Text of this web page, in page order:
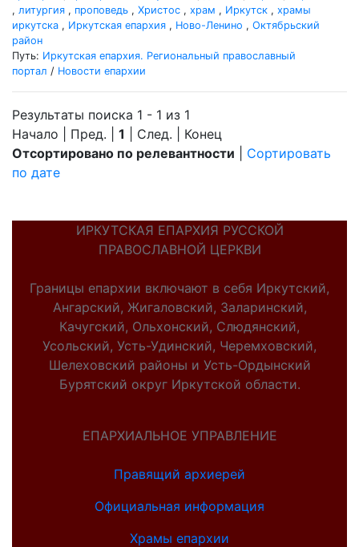
, литургия , проповедь , Христос , храм , Иркутск , храмы
иркутска , Иркутская епархия , Ново-Ленино , Октябрьский
район
Путь: Иркутская епархия. Региональный православный
портал / Новости епархии
Результаты поиска 1 - 1 из 1
Начало | Пред. | 1 | След. | Конец
Отсортировано по релевантности
Сортировать
по дате
ИРКУТСКАЯ ЕПАРХИЯ РУССКОЙ
ПРАВОСЛАВНОЙ ЦЕРКВИ
Границы епархии включают в себя Иркутский,
Ангарский, Жигаловский, Заларинский,
Качугский, Ольхонский, Слюдянский,
Усольский, Усть-Удинский, Черемховский,
Шелеховский районы и Усть-Ордынский
Бурятский округ Иркутской области.
ЕПАРХИАЛЬНОЕ УПРАВЛЕНИЕ
Правящий архиерей
Официальная информация
Храмы епархии